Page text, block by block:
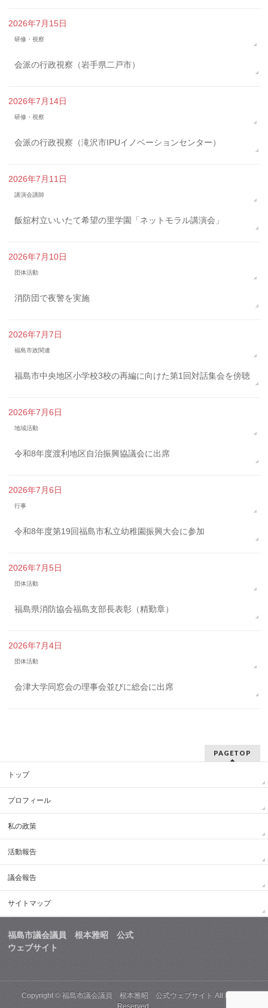
2026年7月15日
研修・視察
会派の行政視察（岩手県二戸市）
2026年7月14日
研修・視察
会派の行政視察（滝沢市IPUイノベーションセンター）
2026年7月11日
講演会講師
飯舘村立いいたて希望の里学園「ネットモラル講演会」
2026年7月10日
団体活動
消防団で夜警を実施
2026年7月7日
福島市政関連
福島市中央地区小学校3校の再編に向けた第1回対話集会を傍聴
2026年7月6日
地域活動
令和8年度渡利地区自治振興協議会に出席
2026年7月6日
行事
令和8年度第19回福島市私立幼稚園振興大会に参加
2026年7月5日
団体活動
福島県消防協会福島支部長表彰（精勤章）
2026年7月4日
団体活動
会津大学同窓会の理事会並びに総会に出席
PAGETOP
トップ
プロフィール
私の政策
活動報告
議会報告
サイトマップ
福島市議会議員 根本雅昭 公式
ウェブサイト
Copyright ©福島市議会議員 根本雅昭 公式ウェブサイト All Rights